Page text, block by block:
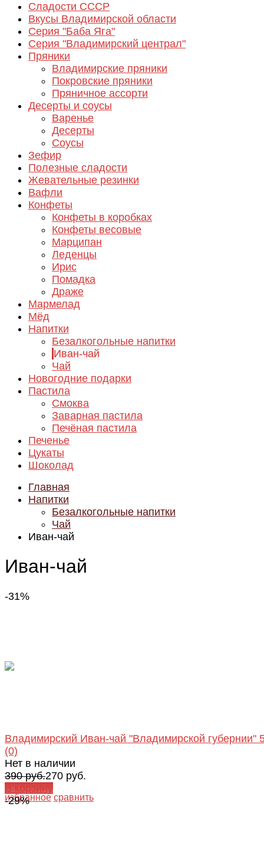
Сладости СССР
Вкусы Владимирской области
Серия "Баба Яга"
Серия "Владимирский централ"
Пряники
Владимирские пряники
Покровские пряники
Пряничное ассорти
Десерты и соусы
Варенье
Десерты
Соусы
Зефир
Полезные сладости
Жевательные резинки
Вафли
Конфеты
Конфеты в коробках
Конфеты весовые
Марципан
Леденцы
Ирис
Помадка
Драже
Мармелад
Мёд
Напитки
Безалкогольные напитки
Иван-чай
Чай
Новогодние подарки
Пастила
Смоква
Заварная пастила
Печёная пастила
Печенье
Цукаты
Шоколад
Главная
Напитки
Безалкогольные напитки
Чай
Иван-чай
Иван-чай
-31%
избранное сравнить
Владимирский Иван-чай "Владимирской губернии"
(0)
Нет в наличии
390 руб.270 руб.
В корзину
-29%